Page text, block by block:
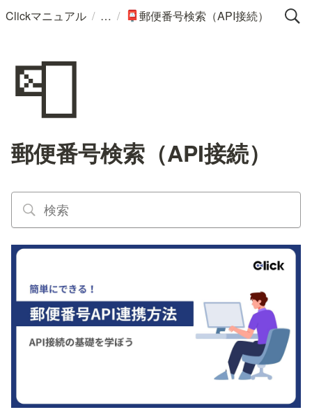
Clickマニュアル / / 📮 郵便番号検索（API接続）
📮
郵便番号検索（API接続）